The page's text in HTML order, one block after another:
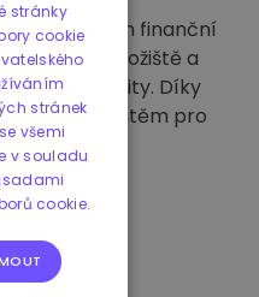
a jejich finanční
offline úložiště a
audity. Díky
útočištěm pro
stránky
cookie
stránek
všemi
v souladu
cookie.